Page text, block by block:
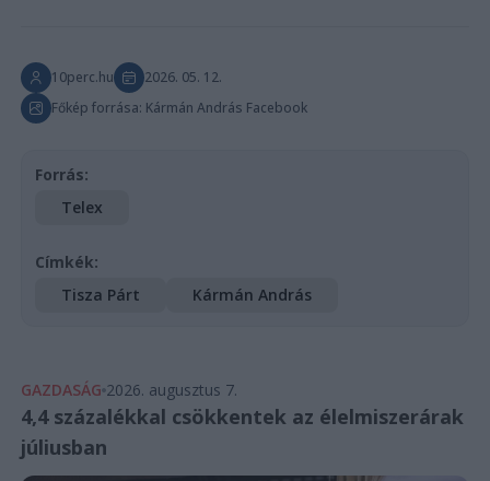
10perc.hu
2026. 05. 12.
Főkép forrása: Kármán András Facebook
Forrás:
Telex
Címkék:
Tisza Párt
Kármán András
GAZDASÁG 2026. augusztus 7.
4,4 százalékkal csökkentek az élelmiszerárak
júliusban